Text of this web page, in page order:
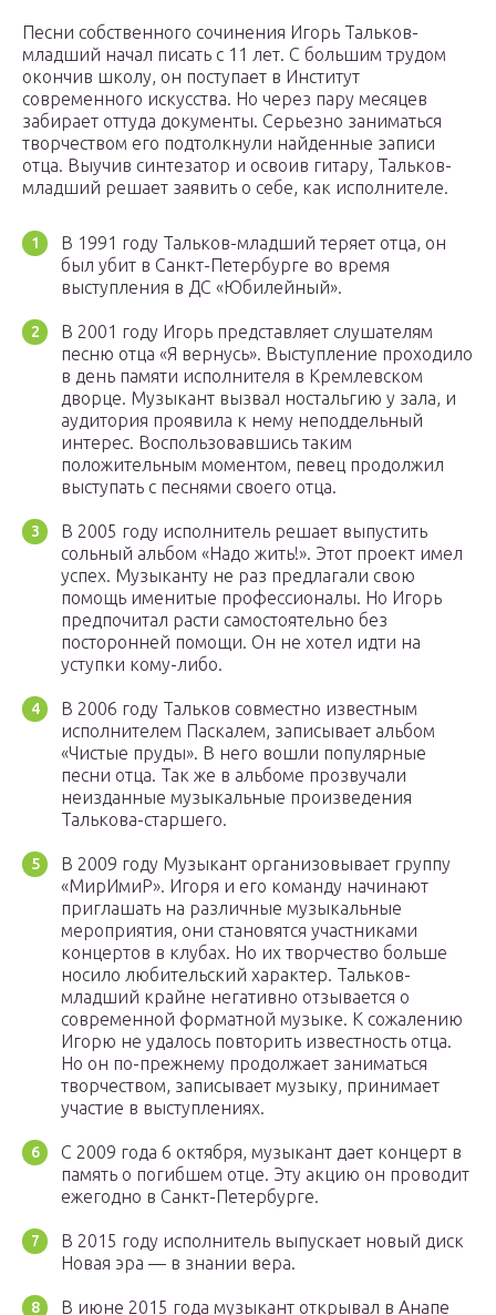
Песни собственного сочинения Игорь Тальков-
младший начал писать с 11 лет. С большим трудом
окончив школу, он поступает в Институт
современного искусства. Но через пару месяцев
забирает оттуда документы. Серьезно заниматься
творчеством его подтолкнули найденные записи
отца. Выучив синтезатор и освоив гитару, Тальков-
младший решает заявить о себе, как исполнителе.
В 1991 году Тальков-младший теряет отца, он
был убит в Санкт-Петербурге во время
выступления в ДС «Юбилейный».
В 2001 году Игорь представляет слушателям
песню отца «Я вернусь». Выступление проходило
в день памяти исполнителя в Кремлевском
дворце. Музыкант вызвал ностальгию у зала, и
аудитория проявила к нему неподдельный
интерес. Воспользовавшись таким
положительным моментом, певец продолжил
выступать с песнями своего отца.
В 2005 году исполнитель решает выпустить
сольный альбом «Надо жить!». Этот проект имел
успех. Музыканту не раз предлагали свою
помощь именитые профессионалы. Но Игорь
предпочитал расти самостоятельно без
посторонней помощи. Он не хотел идти на
уступки кому-либо.
В 2006 году Тальков совместно известным
исполнителем Паскалем, записывает альбом
«Чистые пруды». В него вошли популярные
песни отца. Так же в альбоме прозвучали
неизданные музыкальные произведения
Талькова-старшего.
В 2009 году Музыкант организовывает группу
«МирИмиР». Игоря и его команду начинают
приглашать на различные музыкальные
мероприятия, они становятся участниками
концертов в клубах. Но их творчество больше
носило любительский характер. Тальков-
младший крайне негативно отзывается о
современной форматной музыке. К сожалению
Игорю не удалось повторить известность отца.
Но он по-прежнему продолжает заниматься
творчеством, записывает музыку, принимает
участие в выступлениях.
С 2009 года 6 октября, музыкант дает концерт в
память о погибшем отце. Эту акцию он проводит
ежегодно в Санкт-Петербурге.
В 2015 году исполнитель выпускает новый диск
Новая эра — в знании вера.
В июне 2015 года музыкант открывал в Анапе